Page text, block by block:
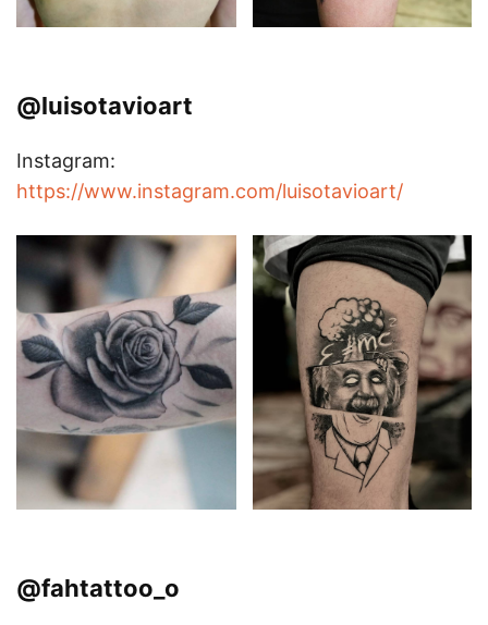
@luisotavioart
Instagram:
https://www.instagram.com/luisotavioart/
@fahtattoo_o